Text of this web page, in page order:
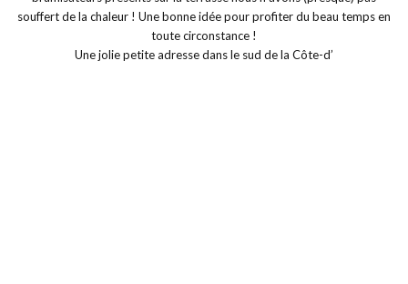
Une jolie petite adresse dans le sud de la Côte-d’